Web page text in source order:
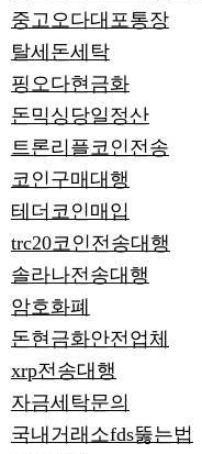
중고오다대포통장
탈세돈세탁
핑오다현금화
돈믹싱당일정산
트론리플코인전송
코인구매대행
테더코인매입
trc20코인전송대행
솔라나전송대행
암호화폐
돈현금화안전업체
xrp전송대행
자금세탁문의
국내거래소fds뚫는법